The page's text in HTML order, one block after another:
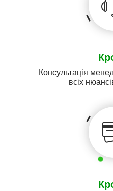
Консультація
всіх